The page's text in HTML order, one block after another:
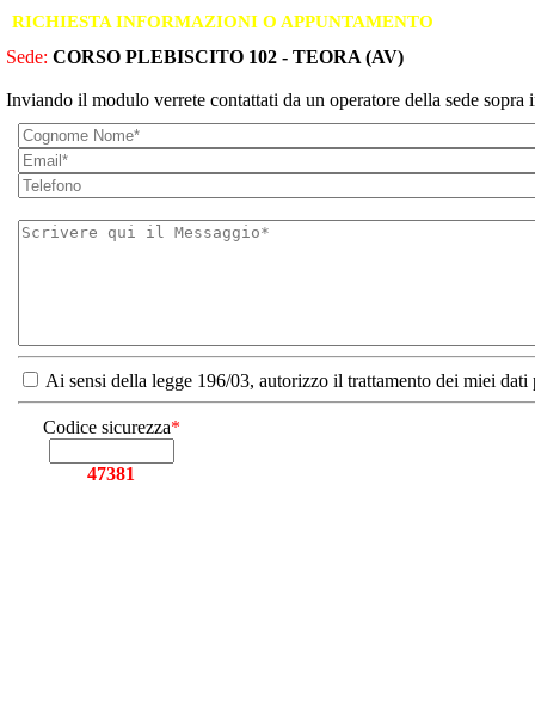
RICHIESTA INFORMAZIONI O APPUNTAMENTO
Sede: CORSO PLEBISCITO 102 - TEORA (AV)
Inviando il modulo verrete contattati da un operatore della sede sopra
Ai sensi della legge 196/03, autorizzo il trattamento dei miei
Codice sicurezza*
47381